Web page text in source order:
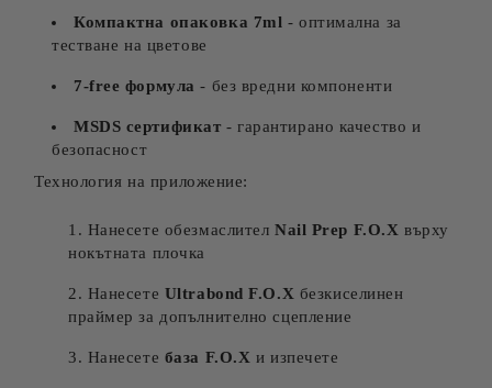
Компактна опаковка 7ml - оптимална за
тестване на цветове
7-free формула - без вредни компоненти
MSDS сертификат - гарантирано качество и
безопасност
Технология на приложение:
Нанесете обезмаслителNail Prep F.O.X върху
нокътната плочка
Нанесете Ultrabond F.O.X безкиселинен
праймер за допълнително сцепление
Нанесете база F.O.X и изпечете